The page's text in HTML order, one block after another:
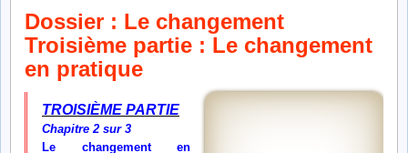
Dossier : Le changement
Troisième partie : Le changement
en pratique
TROISIÈME PARTIE
Chapitre 2 sur 3
Le changement en